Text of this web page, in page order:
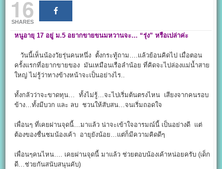
16
SHARES
หนูอายุ 17 อยู่ ม.5 อยากขายขนมหวานจะ… “รุ่ง” หรือเปล่าค่ะ
วันนี้เห็นน้องวัยรุ่นคนหนึ่ง ตั้งกระทู้ถาม….แล้วย้อนคิดไป เมื่อตอน
ครั้งแรกที่อยากขายของ มันเหมือนเรือลำน้อย ที่คิดจะไปล่องแม่น้ำสาย
ใหญ่ ไม่รู้ว่าทางข้างหน้าจะเป็นอย่างไร..
ทั้งกลัวว่าจะขาดทุน… ทั้งไม่รู้…จะไปเริ่มต้นตรงไหน เสียงจากคนรอบ
ข้าง…ทั้งมีบวก และ ลบ ชวนให้สับสน…จนเริ่มถอดใจ
เพื่อนๆ ที่เคยผ่านจุดนี้…มาแล้ว น่าจะเข้าใจอารมณ์นี้ เป็นอย่างดี แต่
ต้องของชื่นชมน้องเค้า อายุยังน้อย…แต่ก็มีความคิดดีๆ
เพื่อนๆคนไหน…. เคยผ่านจุดนี้ มาแล้ว ช่วยตอบน้องเค้าหน่อยครับ (เด็ก
ดี…ช่วยกันสนับสนุนคับ)